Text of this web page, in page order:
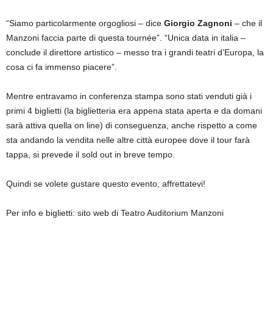
“Siamo particolarmente orgogliosi – dice Giorgio Zagnoni – che il
Manzoni faccia parte di questa tournée”. “Unica data in italia –
conclude il direttore artistico – messo tra i grandi teatri d’Europa, la
cosa ci fa immenso piacere”.
Mentre entravamo in conferenza stampa sono stati venduti già i
primi 4 biglietti (la biglietteria era appena stata aperta e da domani
sarà attiva quella on line) di conseguenza, anche rispetto a come
sta andando la vendita nelle altre città europee dove il tour farà
tappa, si prevede il sold out in breve tempo.
Quindi se volete gustare questo evento, affrettatevi!
Per info e biglietti: sito web di Teatro Auditorium Manzoni